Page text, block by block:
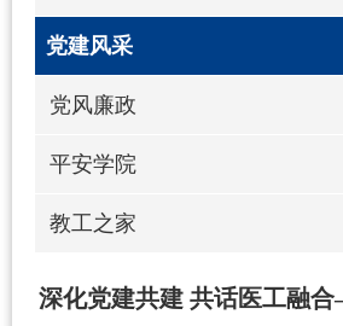
党建风采
党风廉政
平安学院
教工之家
深化党建共建 共话医工融